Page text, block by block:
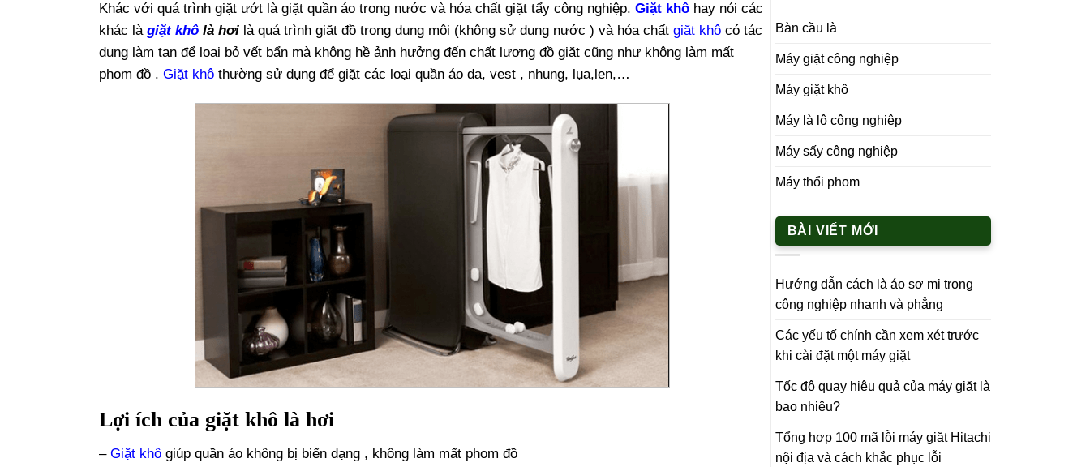
Khác với quá trình giặt ướt là giặt quần áo trong nước và hóa chất giặt tẩy công nghiệp. Giặt khô hay nói các
khác là giặt khô là hơi là quá trình giặt đồ trong dung môi (không sử dụng nước ) và hóa chất giặt khô có tác
dụng làm tan để loại bỏ vết bẩn mà không hề ảnh hưởng đến chất lượng đồ giặt cũng như không làm mất
phom đồ . Giặt khô thường sử dụng để giặt các loại quần áo da, vest , nhung, lụa,len,…
Lợi ích của giặt khô là hơi
– Giặt khô giúp quần áo không bị biến dạng , không làm mất phom đồ
Bàn cầu là
Máy giặt công nghiệp
Máy giặt khô
Máy là lô công nghiệp
Máy sấy công nghiệp
Máy thổi phom
BÀI VIẾT MỚI
Hướng dẫn cách là áo sơ mi trong
công nghiệp nhanh và phẳng
Các yếu tố chính cần xem xét trước
khi cài đặt một máy giặt
Tốc độ quay hiệu quả của máy giặt là
bao nhiêu?
Tổng hợp 100 mã lỗi máy giặt Hitachi
nội địa và cách khắc phục lỗi